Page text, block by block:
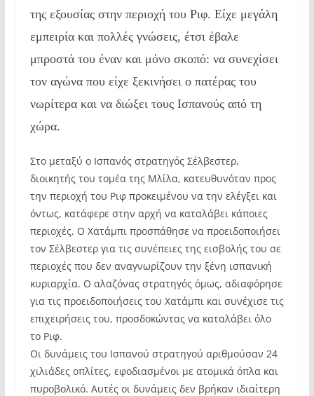
της εξουσίας στην περιοχή του Ριφ. Είχε μεγάλη
εμπειρία και πολλές γνώσεις, έτσι έβαλε
μπροστά του έναν και μόνο σκοπό: να συνεχίσει
τον αγώνα που είχε ξεκινήσει ο πατέρας του
νωρίτερα και να διώξει τους Ισπανούς από τη
χώρα.
Στο μεταξύ ο Ισπανός στρατηγός Σέλβεστερ,
διοικητής του τομέα της Μλίλα, κατευθυνόταν προς
την περιοχή του Ριφ προκειμένου να την ελέγξει και
όντως, κατάφερε στην αρχή να καταλάβει κάποιες
περιοχές. Ο Χατάμπι προσπάθησε να προειδοποιήσει
τον Σέλβεστερ για τις συνέπειες της εισβολής του σε
περιοχές που δεν αναγνωρίζουν την ξένη ισπανική
κυριαρχία. Ο αλαζόνας στρατηγός όμως, αδιαφόρησε
για τις προειδοποιήσεις του Χατάμπι και συνέχισε τις
επιχειρήσεις του, προσδοκώντας να καταλάβει όλο
το Ριφ.
Οι δυνάμεις του Ισπανού στρατηγού αριθμούσαν 24
χιλιάδες οπλίτες, εφοδιασμένοι με ατομικά όπλα και
πυροβολικό. Αυτές οι δυνάμεις δεν βρήκαν ιδιαίτερη